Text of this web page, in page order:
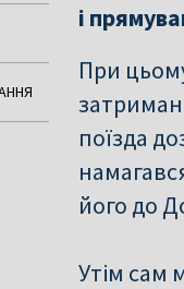
і
При
поїзда
його до
Утім сам